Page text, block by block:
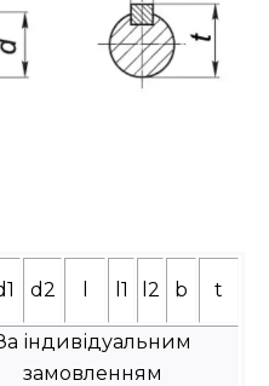
d2 l1 l2 b t
індивідуальним
замовленням